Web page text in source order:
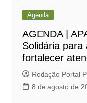
Agenda
AGENDA |
Solidária para
fortalecer
Redação Portal
8 de agosto de